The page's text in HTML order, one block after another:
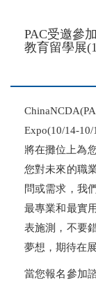
PAC受邀參
教育留學展
Expo(10/14-
將在攤位上為
您對未來的職
問或需求，我
最專業和最實
表施測，不要
夢想，期待在
當您報名參加